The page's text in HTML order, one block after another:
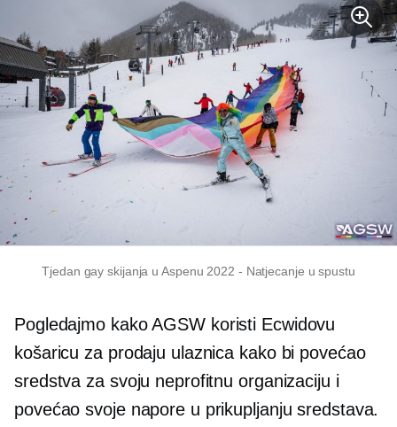
Tjedan gay skijanja u Aspenu 2022 - Natjecanje u spustu
Pogledajmo kako AGSW koristi Ecwidovu
košaricu za prodaju ulaznica kako bi povećao
sredstva za svoju neprofitnu organizaciju i
povećao svoje napore u prikupljanju sredstava.